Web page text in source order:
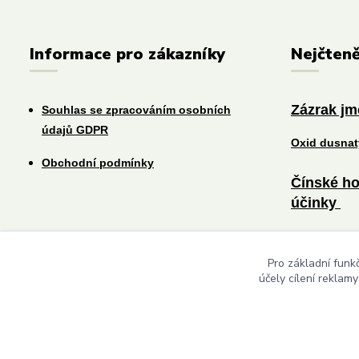
Informace pro zákazníky
Souhlas se zpracováním osobních
údajů GDPR
Obchodní podmínky
Zázrak
Oxid
Čínské
účinky
Změna
Pro základní
účely cílení